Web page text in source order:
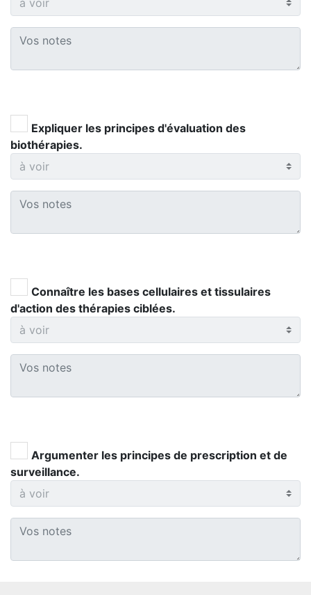
Expliquer les principes d'évaluation des
biothérapies.
Connaître les bases cellulaires et tissulaires
d'action des thérapies ciblées.
Argumenter les principes de prescription et de
surveillance.